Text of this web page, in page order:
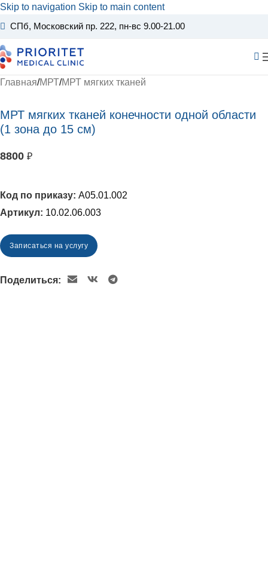
Skip to navigation Skip to main content
СПб, Московский пр. 222, пн-вс 9.00-21.00
Главная/МРТ/МРТ мягких тканей
МРТ мягких тканей конечности одной области
(1 зона до 15 см)
8800 ₽
A05.01.002
Артикул: 10.02.06.003
Записаться на услугу
Поделиться: